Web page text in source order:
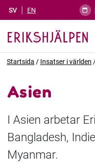
SV EN
Startsida / Insatser i världen
Asien
I Asien arbetar
Bangladesh,
Myanmar.